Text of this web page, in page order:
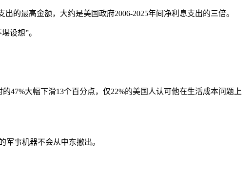
最高金额，大约是美国政府2006-2025年间净利息支出的三倍。
设想”。
大幅下滑13个百分点，仅22%的美国人认可他在生活成本问题上
事机器不会从中东撤出。